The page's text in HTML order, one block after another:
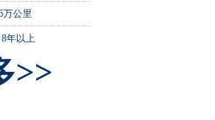
万公里
8年以上
>>